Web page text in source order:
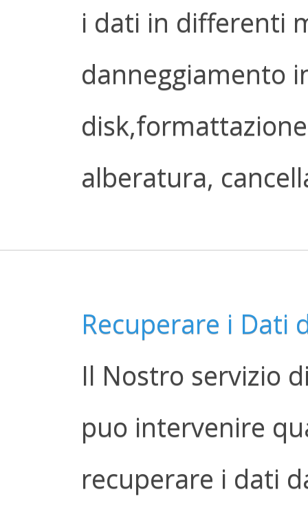
i dati in differenti
danneggiamento
alberatura,
Recuperare i Dati
Il Nostro servizio
puo intervenire
recuperare i dati